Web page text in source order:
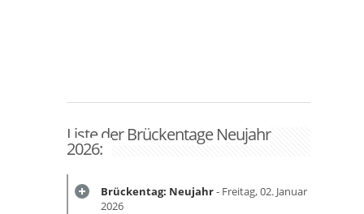
Liste der Brückentage Neujahr
2026:
Brückentag: Neujahr- Freitag, 02. Januar
2026